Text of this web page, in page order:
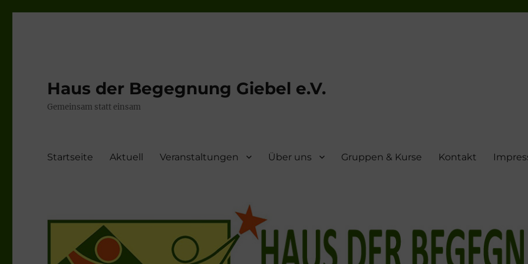
Haus der Begegnung Giebel e.V.
Gemeinsam statt einsam
Startseite Aktuell Veranstaltungen Über uns Gruppen & Kurse Kontakt